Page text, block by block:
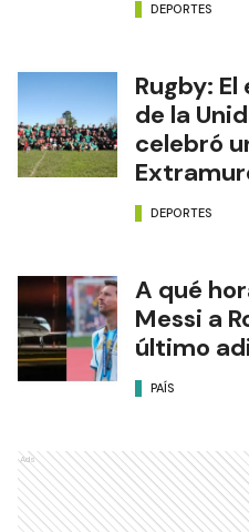
DEPORTES
Rugby:
de la
celebró
DEPORTES
A qué
Messi a
último
PAÍS
Ads